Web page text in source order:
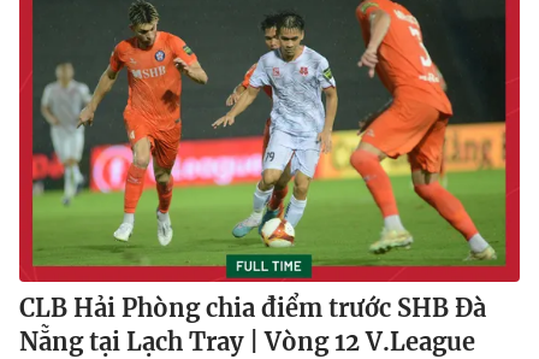
CLB Hải Phòng chia điểm trước SHB Đà
Nẵng tại Lạch Tray | Vòng 12 V.League